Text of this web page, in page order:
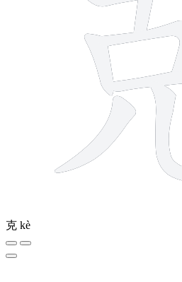
克 kè